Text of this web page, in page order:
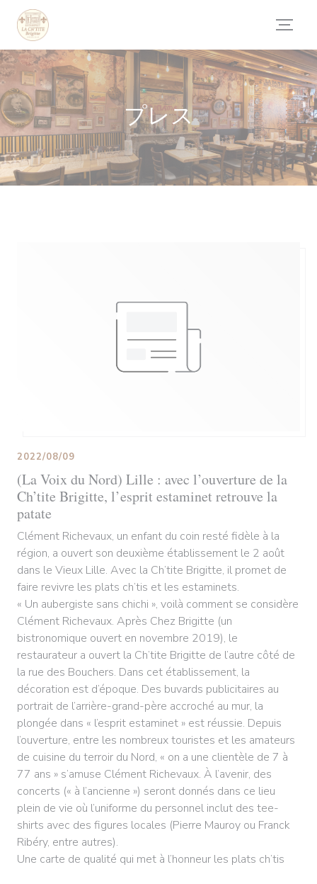
クッキー利用の管理について
プレス
(La Voix du Nord) Lille : avec l’ouverture de la
Ch’tite Brigitte, l’esprit estaminet retrouve la
patate
2022/08/09
Clément Richevaux, un enfant du coin resté fidèle à la
région, a ouvert son deuxième établissement le 2 août
dans le Vieux Lille. Avec la Ch’tite Brigitte, il promet de
faire revivre les plats ch’tis et les estaminets.
« Un aubergiste sans chichi », voilà comment se considère
Clément Richevaux. Après Chez Brigitte (un
bistronomique ouvert en novembre 2019), le
restaurateur a ouvert la Ch’tite Brigitte de l’autre côté de
la rue des Bouchers. Dans cet établissement, la
décoration est d’époque. Des buvards publicitaires au
portrait de l’arrière-grand-père accroché au mur, la
plongée dans « l’esprit estaminet » est réussie. Depuis
l’ouverture, entre les nombreux touristes et les amateurs
de cuisine du terroir du Nord, « on a une clientèle de 7 à
77 ans » s’amuse Clément Richevaux. À l’avenir, des
concerts (« à l’ancienne ») seront donnés dans ce lieu
plein de vie où l’uniforme du personnel inclut des tee-
shirts avec des figures locales (Pierre Mauroy ou Franck
Ribéry, entre autres).
Une carte de qualité qui met à l’honneur les plats ch’tis